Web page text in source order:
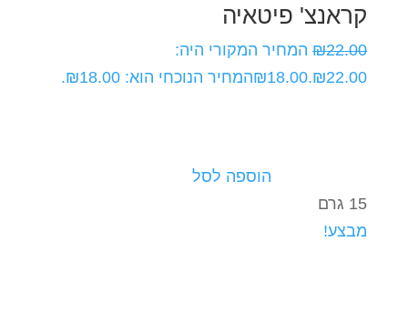
קראנצ' פיטאיה
₪22.00
המחיר המקורי היה:
₪22.00.
₪18.00 המחיר הנוכחי הוא: ₪18.00.
הוספה לסל
15 גרם
מבצע!